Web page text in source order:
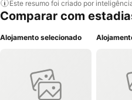
Este resumo foi criado por
Comparar com
Alojamento selecionado